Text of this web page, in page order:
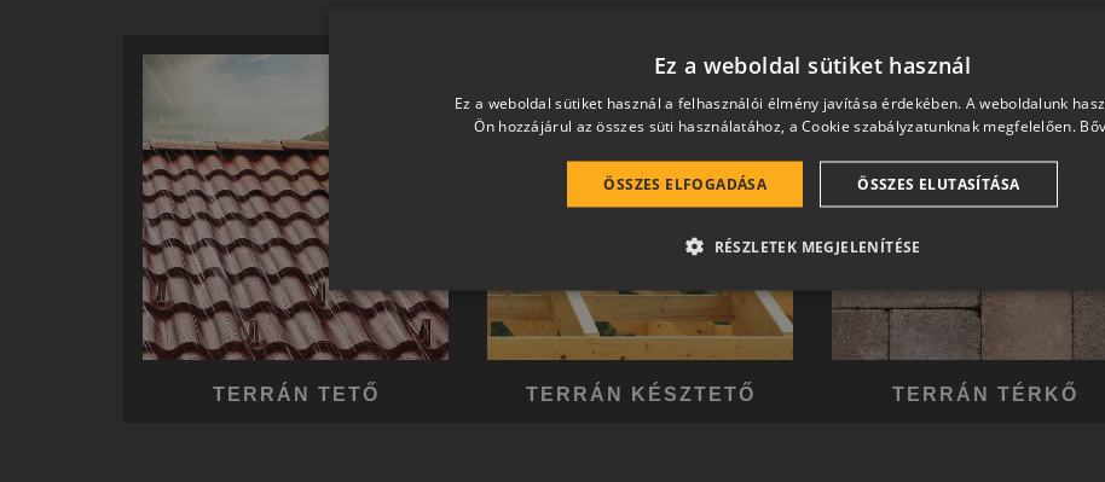
TERRÁN TETŐ TERRÁN KÉSZTETŐ TERRÁN TÉRKŐ
Ez a weboldal sütiket használ
Ez a weboldal sütiket használ a felhasználói élmény javítása érdekében. A weboldalunk
Ön hozzájárul az összes süti használatához, a Cookie szabályzatunknak megfelelően.
ÖSSZES ELFOGADÁSA ÖSSZES ELUTASÍTÁSA
RÉSZLETEK MEGJELENÍTÉSE